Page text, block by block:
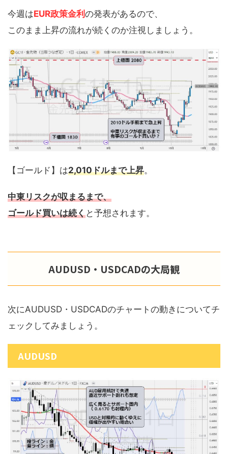
今週はEUR政策金利 の発表があるので、
このまま上昇の流れが続くのか注視しましょう。
【ゴールド】は2,010ドルまで上昇。
中東リスクが収まるまで、
ゴールド買いは続くと予想されます。
AUDUSD・USDCADの大局観
次にAUDUSD・USDCADのチャートの動きについてチ
ェックしてみましょう。
AUDUSD